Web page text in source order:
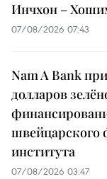
Инчхон –
07/08/2026 07:43
Nam A Bank
долларов
швейцарского
института
07/08/2026 03:47